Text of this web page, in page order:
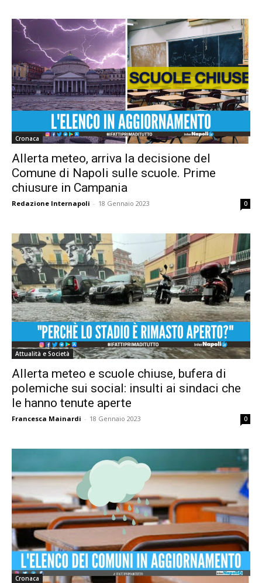
Cronaca
Allerta meteo, arriva la decisione del
Comune di Napoli sulle scuole. Prime
chiusure in Campania
Redazione Internapoli - 18 Gennaio 2023 0
Attualità e Società
Allerta meteo e scuole chiuse, bufera di
polemiche sui social: insulti ai sindaci che
le hanno tenute aperte
Francesca Mainardi - 18 Gennaio 2023 0
Cronaca